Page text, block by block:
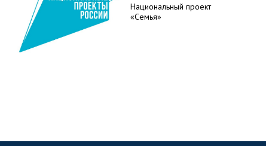
Национальный проект
«Семья»